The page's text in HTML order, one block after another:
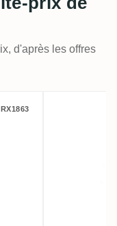
d'après les offres
RX1863